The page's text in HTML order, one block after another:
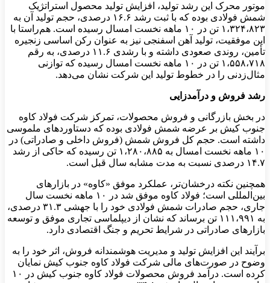
موتور محرک این رشد تولید، افزایش تولید محصول استراتژیک
شمش فولادی بوده که با ثبت رشد ۱۶.۶ درصدی، حجم تولید آن به
۱،۳۲۴،۸۲۳ تن در ۱۰ ماهه نخست امسال رسیده است. هم‌راستا با
این موفقیت، تولید آهن اسفنجی نیز به عنوان رکن اساسی زنجیره
تأمین، روندی صعودی داشته و با رشدی ۱۱.۶ درصدی، به رقم
۱،۵۵۸،۷۱۸ تن در ۱۰ ماهه نخست امسال رسیده که توازنی
مثال‌زدنی را در خطوط تولید این شرکت نشان می‌دهد.
رشد فروش و درآمدزایی
در بخش بازرگانی و فروش محصولات، تمرکز شرکت فولاد کاوه
جنوب کیش بر عرضه شمش فولادی بوده که دستاوردهای ملموسی
داشته است. حجم کل فروش شمش (فروش داخلی و صادراتی) در
۱۰ ماهه نخست امسال به ۱،۲۸۰،۸۸۵ تن رسیده که حاکی از رشد
۱۴.۷ درصدی نسبت به مدت مشابه سال قبل است.
همچنین نکته درخشان‌تر، عملکرد موفق «کاوه» در بازارهای
بین‌المللی است؛ فولاد کاوه موفق شد در ۱۰ ماهه نخست سال
جاری، حجم صادرات شمش فولادی خود را با جهشی ۳۱.۳ درصدی،
به ۱۱۱،۹۹۱ تن برساند که نشان از دیپلماسی تجاری موفق و توسعه
بازارهای صادراتی در شرایط تحریم و جنگ اقتصادی دارد.
برآیند این افزایش تولید و مدیریت هوشمندانه فروش، اثر خود را به
وضوح در صورت‌های مالی شرکت فولاد کاوه جنوب کیش نمایان
کرده است. درآمد فروش محصولات فولاد کاوه جنوب کیش در ۱۰